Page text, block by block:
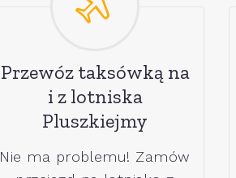
Przewóz taksówką na
i z lotniska
Pluszkiejmy
Nie ma problemu! Zamów